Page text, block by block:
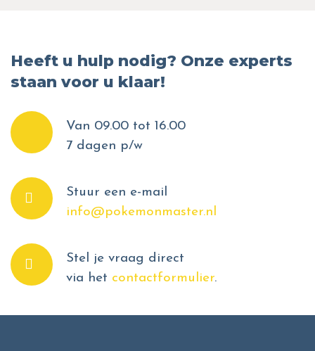
Heeft u hulp nodig? Onze experts
staan voor u klaar!
Van 09.00 tot 16.00
7 dagen p/w
Stuur een e-mail
info@pokemonmaster.nl
Stel je vraag direct
via het contactformulier.